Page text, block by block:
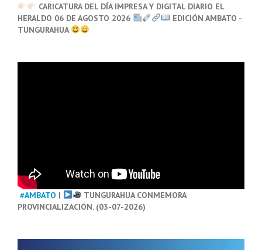
CARICATURA DEL DÍA IMPRESA Y DIGITAL DIARIO EL
HERALDO 06 DE AGOSTO 2026
EDICIÓN AMBATO -
TUNGURAHUA
#AMBATO |
TUNGURAHUA CONMEMORA
PROVINCIALIZACIÓN. (03-07-2026)